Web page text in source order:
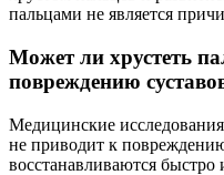
пальцами не является
Может ли хрустеть
повреждению
Медицинские
не приводит к
восстанавливаются быстро